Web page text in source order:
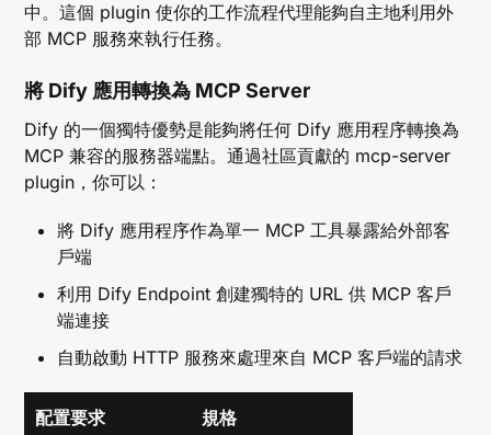
中。這個 plugin 使你的工作流程代理能夠自主地利用外
部 MCP 服務來執行任務。
將 Dify 應用轉換為 MCP Server
Dify 的一個獨特優勢是能夠將任何 Dify 應用程序轉換為
MCP 兼容的服務器端點。通過社區貢獻的 mcp-server
plugin，你可以：
將 Dify 應用程序作為單一 MCP 工具暴露給外部客
戶端
利用 Dify Endpoint 創建獨特的 URL 供 MCP 客戶
端連接
自動啟動 HTTP 服務來處理來自 MCP 客戶端的請求
配置要求 規格